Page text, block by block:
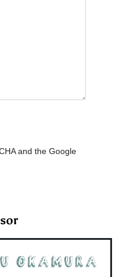
and the Google